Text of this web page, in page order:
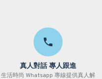
真人對話 專人跟進
生活時尚 Whatsapp 專線提供真人解